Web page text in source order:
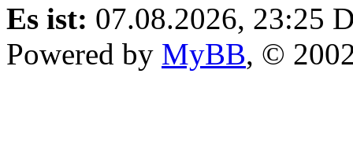
Es ist: 07.08.2026, 23:25
Powered by MyBB, ©